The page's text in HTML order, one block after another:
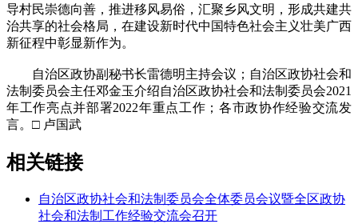
导村民崇德向善，推进移风易俗，汇聚乡风文明，形成共建共
治共享的社会格局，在建设新时代中国特色社会主义壮美广西
新征程中彰显新作为。
自治区政协副秘书长雷德明主持会议；自治区政协社会和
法制委员会主任邓金玉介绍自治区政协社会和法制委员会2021
年工作亮点并部署2022年重点工作；各市政协作经验交流发
言。□ 卢国武
相关链接
自治区政协社会和法制委员会全体委员会议暨全区政协
社会和法制工作经验交流会召开